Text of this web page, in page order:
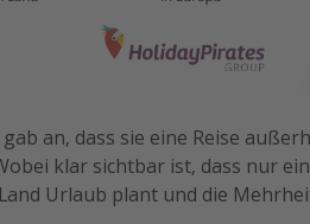
an, dass sie eine Reise
klar sichtbar ist, dass nur
Urlaub plant und die